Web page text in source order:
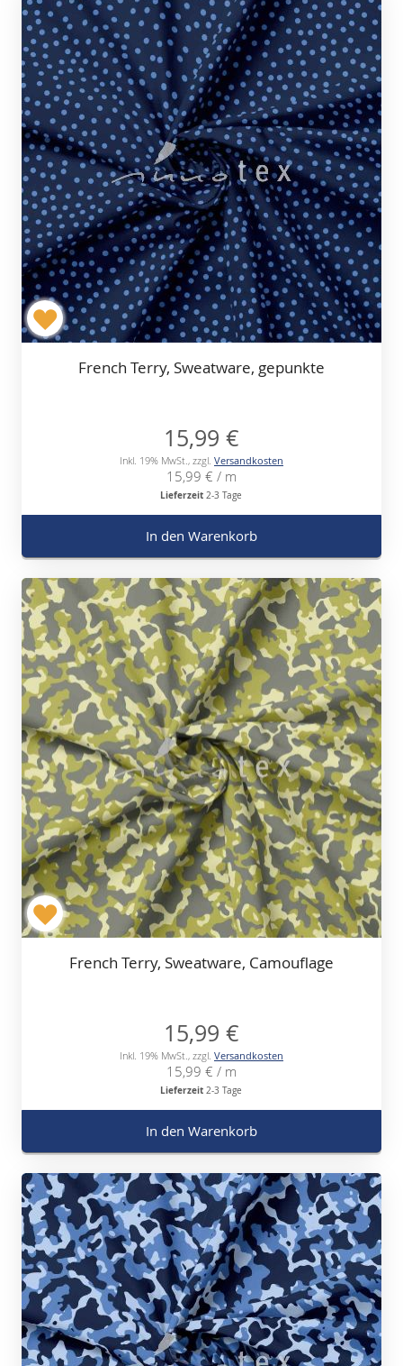
French Terry, Sweatware, gepunkte
15,99 €
Inkl. 19% MwSt. , zzgl. Versandkosten
15,99 € / m
Lieferzeit 2-3 Tage
In den Warenkorb
French Terry, Sweatware, Camouflage
15,99 €
Inkl. 19% MwSt., zzgl. Versandkosten
15,99 € / m
Lieferzeit 2-3 Tage
In den Warenkorb